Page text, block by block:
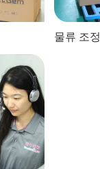
물류 조정